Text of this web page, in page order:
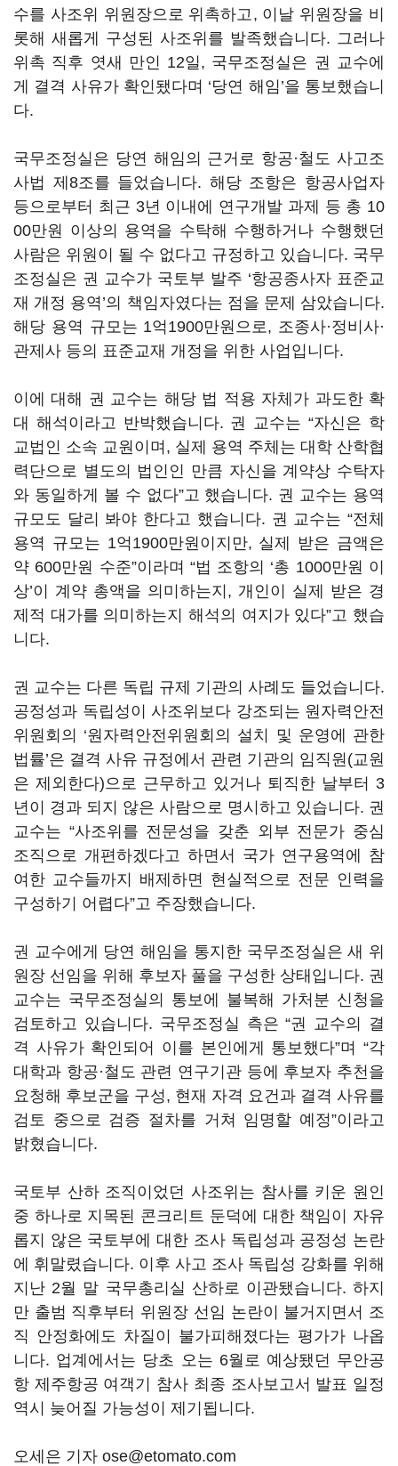
수를 사조위 위원장으로 위촉하고, 이날 위원장을 비
롯해 새롭게 구성된 사조위를 발족했습니다. 그러나
위촉 직후 엿새 만인 12일, 국무조정실은 권 교수에
게 결격 사유가 확인됐다며 ‘당연 해임’을 통보했습니
다.
국무조정실은 당연 해임의 근거로 항공·철도 사고조
사법 제8조를 들었습니다. 해당 조항은 항공사업자
등으로부터 최근 3년 이내에 연구개발 과제 등 총 10
00만원 이상의 용역을 수탁해 수행하거나 수행했던
사람은 위원이 될 수 없다고 규정하고 있습니다. 국무
조정실은 권 교수가 국토부 발주 ‘항공종사자 표준교
재 개정 용역’의 책임자였다는 점을 문제 삼았습니다.
해당 용역 규모는 1억1900만원으로, 조종사·정비사·
관제사 등의 표준교재 개정을 위한 사업입니다.
이에 대해 권 교수는 해당 법 적용 자체가 과도한 확
대 해석이라고 반박했습니다. 권 교수는 “자신은 학
교법인 소속 교원이며, 실제 용역 주체는 대학 산학협
력단으로 별도의 법인인 만큼 자신을 계약상 수탁자
와 동일하게 볼 수 없다”고 했습니다. 권 교수는 용역
규모도 달리 봐야 한다고 했습니다. 권 교수는 “전체
용역 규모는 1억1900만원이지만, 실제 받은 금액은
약 600만원 수준”이라며 “법 조항의 ‘총 1000만원 이
상’이 계약 총액을 의미하는지, 개인이 실제 받은 경
제적 대가를 의미하는지 해석의 여지가 있다”고 했습
니다.
권 교수는 다른 독립 규제 기관의 사례도 들었습니다.
공정성과 독립성이 사조위보다 강조되는 원자력안전
위원회의 ‘원자력안전위원회의 설치 및 운영에 관한
법률’은 결격 사유 규정에서 관련 기관의 임직원(교원
은 제외한다)으로 근무하고 있거나 퇴직한 날부터 3
년이 경과 되지 않은 사람으로 명시하고 있습니다. 권
교수는 “사조위를 전문성을 갖춘 외부 전문가 중심
조직으로 개편하겠다고 하면서 국가 연구용역에 참
여한 교수들까지 배제하면 현실적으로 전문 인력을
구성하기 어렵다”고 주장했습니다.
권 교수에게 당연 해임을 통지한 국무조정실은 새 위
원장 선임을 위해 후보자 풀을 구성한 상태입니다. 권
교수는 국무조정실의 통보에 불복해 가처분 신청을
검토하고 있습니다. 국무조정실 측은 “권 교수의 결
격 사유가 확인되어 이를 본인에게 통보했다”며 “각
대학과 항공·철도 관련 연구기관 등에 후보자 추천을
요청해 후보군을 구성, 현재 자격 요건과 결격 사유를
검토 중으로 검증 절차를 거쳐 임명할 예정”이라고
밝혔습니다.
국토부 산하 조직이었던 사조위는 참사를 키운 원인
중 하나로 지목된 콘크리트 둔덕에 대한 책임이 자유
롭지 않은 국토부에 대한 조사 독립성과 공정성 논란
에 휘말렸습니다. 이후 사고 조사 독립성 강화를 위해
지난 2월 말 국무총리실 산하로 이관됐습니다. 하지
만 출범 직후부터 위원장 선임 논란이 불거지면서 조
직 안정화에도 차질이 불가피해졌다는 평가가 나옵
니다. 업계에서는 당초 오는 6월로 예상됐던 무안공
항 제주항공 여객기 참사 최종 조사보고서 발표 일정
역시 늦어질 가능성이 제기됩니다.
오세은 기자 ose@etomato.com